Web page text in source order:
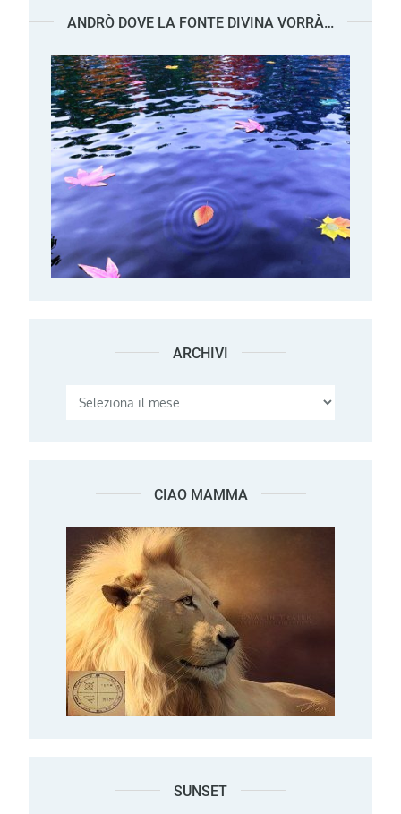
ANDRÒ DOVE LA FONTE DIVINA VORRÀ…
ARCHIVI Archivi
CIAO MAMMA
SUNSET